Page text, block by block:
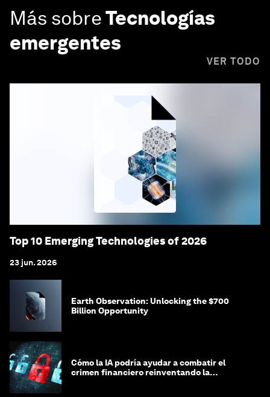
Más sobreTecnologías
emergentes
VER TODO
Top 10 Emerging Technologies of 2026
23 jun. 2026
Earth Observation: Unlocking the $700
Billion Opportunity
Cómo la IA podría ayudar a combatir el
crimen financiero reinventando la